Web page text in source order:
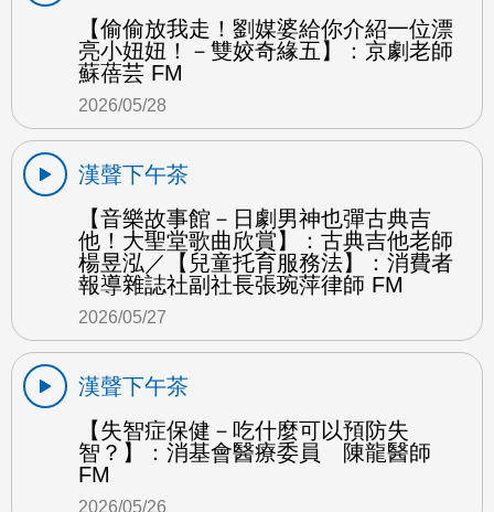
【偷偷放我走！劉媒婆給你介紹一位漂
亮小妞妞！－雙姣奇緣五】：京劇老師
蘇蓓芸 FM
2026/05/28
漢聲下午茶
【音樂故事館－日劇男神也彈古典吉
他！大聖堂歌曲欣賞】：古典吉他老師
楊昱泓／【兒童托育服務法】：消費者
報導雜誌社副社長張琬萍律師 FM
2026/05/27
漢聲下午茶
【失智症保健－吃什麼可以預防失
智？】：消基會醫療委員 陳龍醫師
FM
2026/05/26